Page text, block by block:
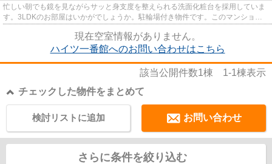
忙しい朝でも鏡を見ながらサッと身支度を整えられる洗面化粧台を採用していま
す。3LDKのお部屋はいかがでしょうか。駐輪場付き物件です。このマンション
現在空室情報がありません。
ハイツ一番館へのお問い合わせはこちら
該当公開件数1棟 1-1棟表示
チェックした物件をまとめて
お問い合わせ
検討リストに追加
さらに条件を絞り込む